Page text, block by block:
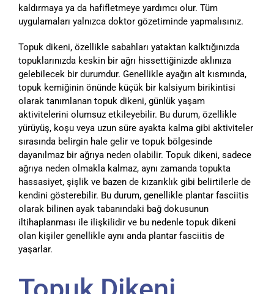
kaldırmaya ya da hafifletmeye yardımcı olur. Tüm
uygulamaları yalnızca doktor gözetiminde yapmalısınız.
Topuk dikeni, özellikle sabahları yataktan kalktığınızda
topuklarınızda keskin bir ağrı hissettiğinizde aklınıza
gelebilecek bir durumdur. Genellikle ayağın alt kısmında,
topuk kemiğinin önünde küçük bir kalsiyum birikintisi
olarak tanımlanan topuk dikeni, günlük yaşam
aktivitelerini olumsuz etkileyebilir. Bu durum, özellikle
yürüyüş, koşu veya uzun süre ayakta kalma gibi aktiviteler
sırasında belirgin hale gelir ve topuk bölgesinde
dayanılmaz bir ağrıya neden olabilir. Topuk dikeni, sadece
ağrıya neden olmakla kalmaz, aynı zamanda topukta
hassasiyet, şişlik ve bazen de kızarıklık gibi belirtilerle de
kendini gösterebilir. Bu durum, genellikle plantar fasciitis
olarak bilinen ayak tabanındaki bağ dokusunun
iltihaplanması ile ilişkilidir ve bu nedenle topuk dikeni
olan kişiler genellikle aynı anda plantar fasciitis de
yaşarlar.